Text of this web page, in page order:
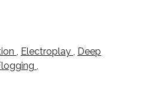
, Electroplay , Deep
,